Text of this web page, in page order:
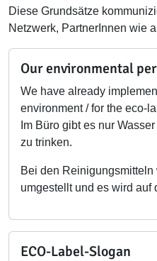
Diese Grundsätze
Netzwerk, PartnerInnen wie
Our environmental
We have already
environment / for the eco-
Im Büro gibt es nur
zu trinken.
Bei den
umgestellt und es wird auf
ECO-Label-Slogan